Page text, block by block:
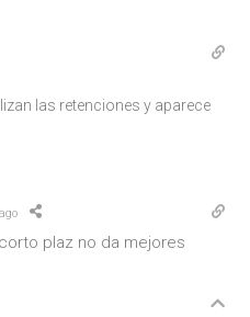
las retenciones y aparece
plaz no da mejores